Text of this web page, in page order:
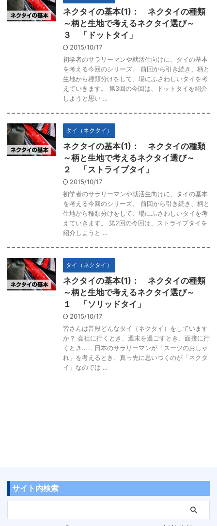
ネクタイの基本(1)： ネクタイの種類
～柄と生地で考えるネクタイ選び～
３ 「ドットタイ」
2015/10/17
初学者のサラリーマンや就活生向けに、タイの基本
を考える今回のシリーズ。 前回から引き続き、柄と
生地から種類分けをして、場にふさわしいタイを考
えていきます。 第3回の今回は、ドットタイを紹介
しようと思い …
タイ（ネクタイ）
ネクタイの基本(1)： ネクタイの種類
～柄と生地で考えるネクタイ選び～
２ 「ストライプタイ」
2015/10/17
初学者のサラリーマンや就活生向けに、タイの基本
を考える今回のシリーズ。 前回から引き続き、柄と
生地から種類分けをして、場にふさわしいタイを考
えていきます。 第2回の今回は、ストライプタイを
紹介しようと …
タイ（ネクタイ）
ネクタイの基本(1)： ネクタイの種類
～柄と生地で考えるネクタイ選び～
１ 「ソリッドタイ」
2015/10/17
皆さんは普段どんなタイ（ネクタイ）をしています
か？ 会社に行くとき、週末を過ごすとき、面接に行
くとき…… 日本のサラリーマンが「スーツのおしゃ
れ」を考えるとき、真っ先に思いつくのが「ネクタ
イ」なのでは …
サイト内検索